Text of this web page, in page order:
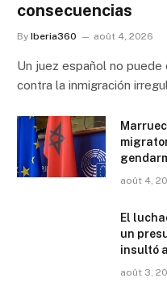
consecuencias
By Iberia360 août 4, 2026
Un juez español no
contra la inmigración
août 4,
El
un
insultó
août 3,